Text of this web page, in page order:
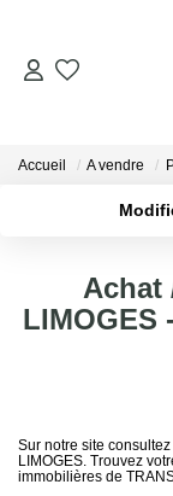
Accueil A vendre
Sélectionnez...
Type de bien
Achat
LIMOGES
Sur notre site
LIMOGES. Trouvez
immobilières de